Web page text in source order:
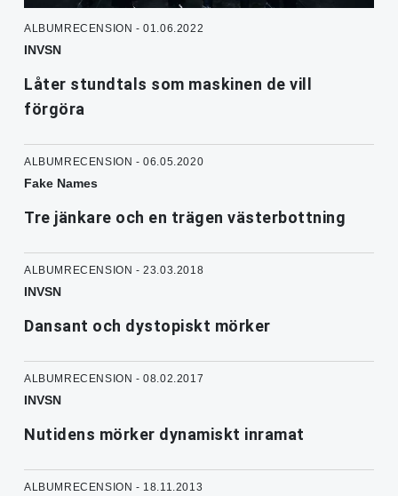
ALBUMRECENSION - 01.06.2022
INVSN
Låter stundtals som maskinen de vill
förgöra
ALBUMRECENSION - 06.05.2020
Fake Names
Tre jänkare och en trägen västerbottning
ALBUMRECENSION - 23.03.2018
INVSN
Dansant och dystopiskt mörker
ALBUMRECENSION - 08.02.2017
INVSN
Nutidens mörker dynamiskt inramat
ALBUMRECENSION - 18.11.2013